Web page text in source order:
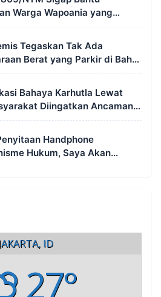
Warga Wapoania yang
Tegaskan Tak Ada
Berat yang Parkir di Bahu
Bahaya Karhutla Lewat
Diingatkan Ancaman
Lahan
Handphone
Hukum, Saya Akan
ID
27°